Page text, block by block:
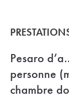
Pesaro
personne
chambre